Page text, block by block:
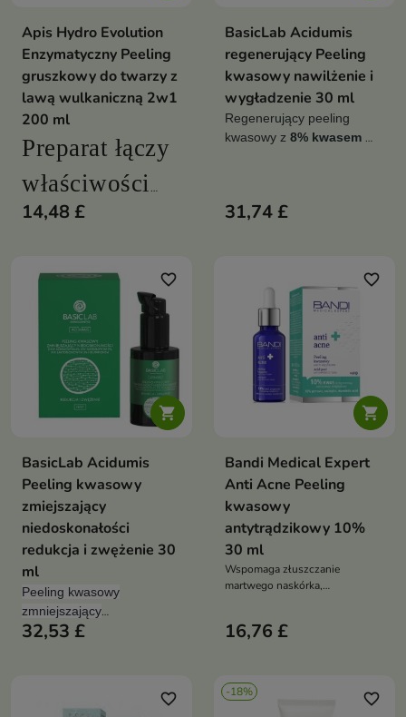
Apis Hydro Evolution
Enzymatyczny Peeling
gruszkowy do twarzy z
lawą wulkaniczną 2w1
200 ml
Preparat łączy
właściwości
peelingu enzymatycznego
ziarnistego
14,48 £
BasicLab Acidumis
regenerujący Peeling
kwasowy nawilżenie i
wygładzenie 30 ml
Regenerujący peeling
kwasowy z 8% kwasem
dwoma silnymi
31,74 £

favorite_border
BasicLab Acidumis
Peeling kwasowy
zmiejszający
niedoskonałości
redukcja i zwężenie 30
ml
Peeling kwasowy
zmniejszający
niedoskonałości z
laktobionowym
32,53 £

favorite_border
Bandi Medical Expert
Anti Acne Peeling
kwasowy
antytrądzikowy 10%
30 ml
Wspomaga złuszczanie
martwego naskórka,
trądzikowych.
16,76 £
favorite_border -18% favorite_border